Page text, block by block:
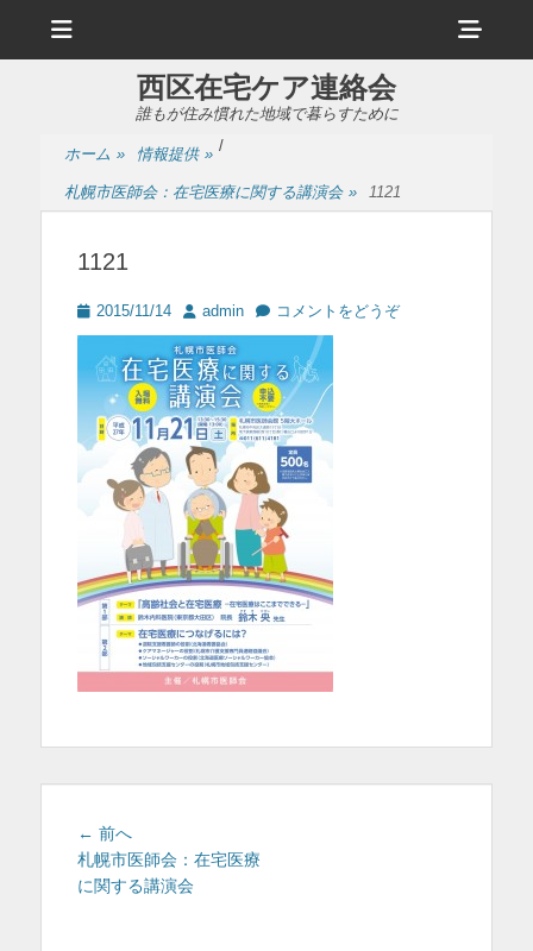
ュ
ヘ
ッ
イ
西区在宅ケア連絡会
誰もが住み慣れた地域で暮らすために
ホーム » 情報提供 » /
札幌市医師会：在宅医療に関する講演会 » 1121
1121
投
稿
2015/11/14
投
稿
者
admin コメントをどうぞ
投
稿
ナ
← 前へ
の
投
札幌市医師会：在宅医療
に関する講演会